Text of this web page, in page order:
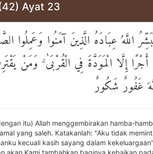
Ayat 23
اللَّهُ عِبَادَهُ الَّذِينَ آمَنُوا وَعَمِلُوا
إِلَّا الْمَوَدَّةَ فِي الْقُرْبَىٰ ۗ وَمَنْ
غَفُورٌ شَكُورٌ
itu) Allah menggembirakan hamba-
yang saleh. Katakanlah: "Aku tidak
kecuali kasih sayang dalam
akan Kami tambahkan baginya kebaikan